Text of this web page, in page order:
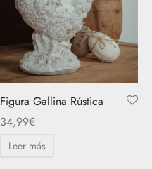
Figura Gallina Rústica
34,99€
Leer más